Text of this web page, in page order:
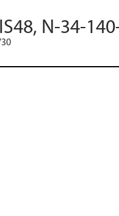
N-34-